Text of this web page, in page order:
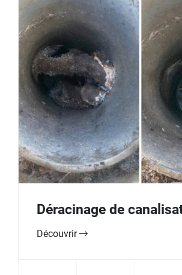
Déracinage de
Découvrir